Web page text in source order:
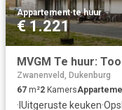
Appartement·te huur
€ 1.221
MVGM Te huur:
Zwanenveld, Dukenburg
67 m²2 Kamers
· IUitgeruste keuken·